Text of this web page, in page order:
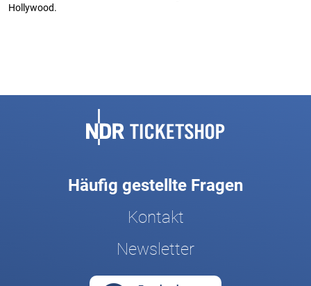
Hollywood.
Häufig gestellte Fragen
Kontakt
Newsletter